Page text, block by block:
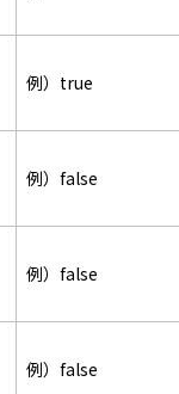
例）true
例）false
例）false
例）false